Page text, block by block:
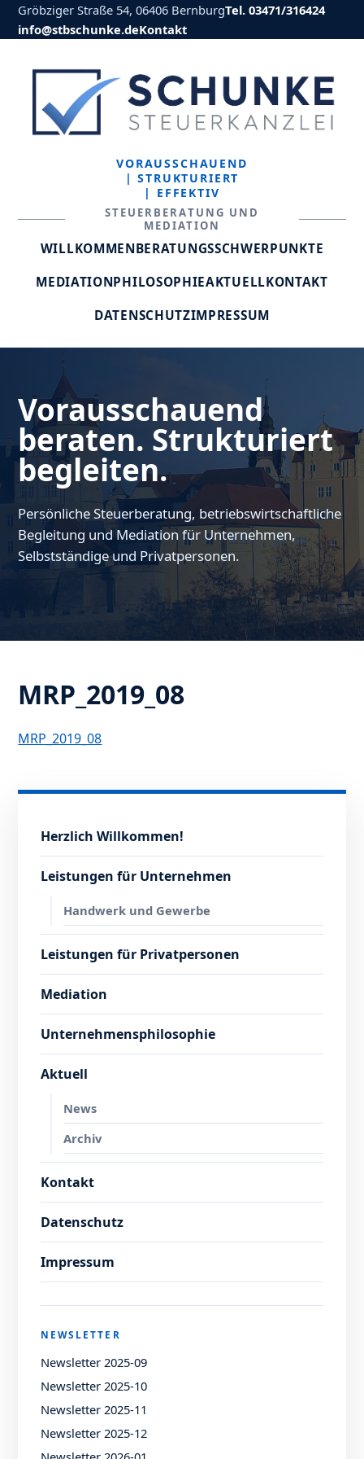
Gröbziger Straße 54, 06406 BernburgTel. 03471/316424
info@stbschunke.deKontakt
VORAUSSCHAUEND
| STRUKTURIERT
| EFFEKTIV
STEUERBERATUNG UND
MEDIATION
WILLKOMMENBERATUNGSSCHWERPUNKTE
MEDIATIONPHILOSOPHIEAKTUELLKONTAKT
DATENSCHUTZIMPRESSUM
Vorausschauend
beraten. Strukturiert
begleiten.
Persönliche Steuerberatung, betriebswirtschaftliche
Begleitung und Mediation für Unternehmen,
Selbstständige und Privatpersonen.
MRP_2019_08
MRP_2019_08
Herzlich Willkommen!
Leistungen für Unternehmen
Handwerk und Gewerbe
Leistungen für Privatpersonen
Mediation
Unternehmensphilosophie
Aktuell
News
Archiv
Kontakt
Datenschutz
Impressum
NEWSLETTER
Newsletter 2025-09
Newsletter 2025-10
Newsletter 2025-11
Newsletter 2025-12